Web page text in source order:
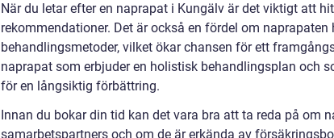
När du letar efter en naprapat i Kungälv är det viktigt att
rekommendationer. Det är också en fördel om
behandlingsmetoder, vilket ökar chansen för ett
naprapat som erbjuder en holistisk behandlingsplan och
för en långsiktig förbättring.
Innan du bokar din tid kan det vara bra att ta reda på om
samarbetspartners och om de är erkända av